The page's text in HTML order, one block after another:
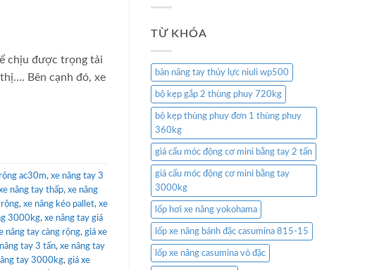
chịu được trọng tải
Bên cạnh đó, xe
ac30m, xe nâng tay 3
nâng tay thấp, xe nâng
, xe nâng kéo pallet, xe
3000kg, xe nâng tay giá
nâng tay càng rộng, giá xe
tay 3 tấn, xe nâng tay
tay 3000kg, giá xe
TỪ KHÓA
bàn nâng tay thủy lực niuli wp500
bộ kẹp gắp 2 thùng phuy 720kg
bộ kẹp thùng phuy đơn 1 thùng phuy
360kg
giá cẩu móc động cơ mini bằng tay 2 tấn
giá cẩu móc động cơ mini bằng tay
3000kg
lốp hơi xe nâng yokohama
lốp xe nâng bánh đặc casumina 815-15
lốp xe nâng casumina vỏ đặc